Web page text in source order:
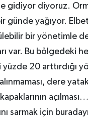
gidiyor diyoruz.
günde yağıyor.
bir yönetimle
var. Bu bölgedeki
yüzde 20 arttırdığı
dere
kapaklarının
sarmak için